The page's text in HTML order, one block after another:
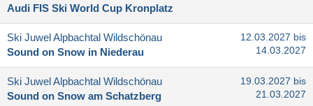
Audi FIS Ski World Cup Kronplatz
Ski Juwel Alpbachtal Wildschönau
Sound on Snow in Niederau
12.03.2027 bis
14.03.2027
Ski Juwel Alpbachtal Wildschönau
Sound on Snow am Schatzberg
19.03.2027 bis
21.03.2027